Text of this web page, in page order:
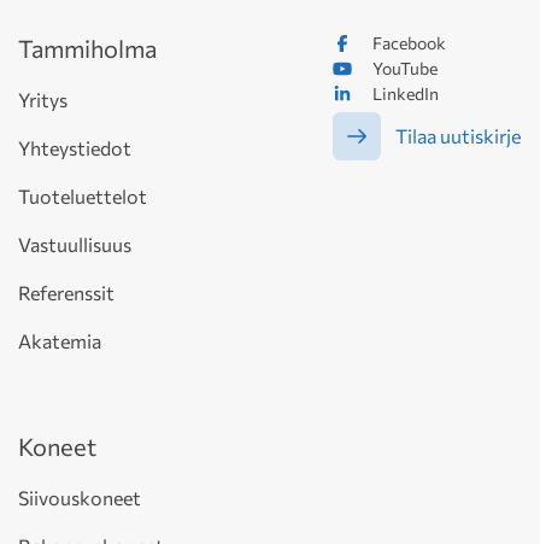
Facebook
YouTube
LinkedIn
Tilaa uutiskirje
Tammiholma
Yritys
Yhteystiedot
Tuoteluettelot
Vastuullisuus
Referenssit
Akatemia
Koneet
Siivouskoneet